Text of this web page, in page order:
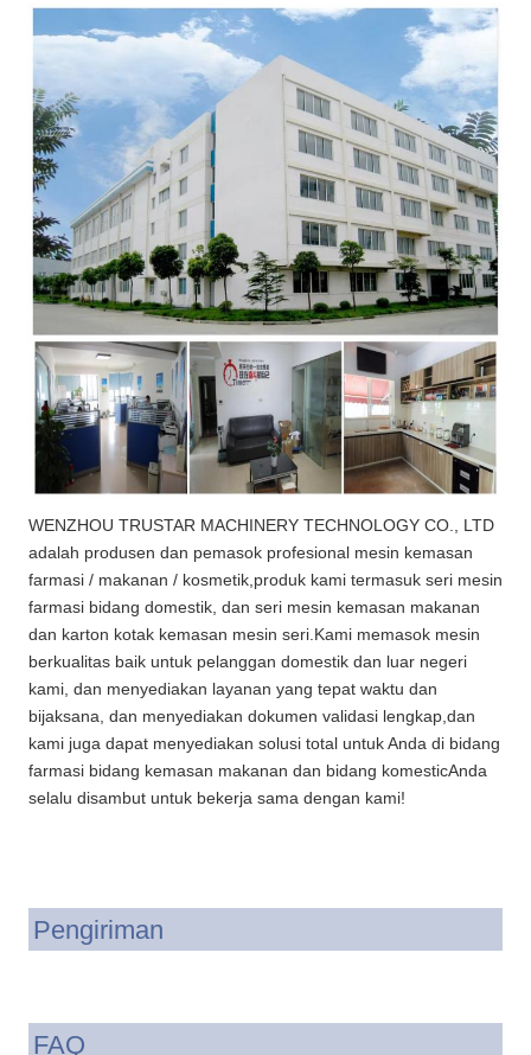
WENZHOU TRUSTAR MACHINERY TECHNOLOGY CO., LTD
adalah produsen dan pemasok profesional mesin kemasan
farmasi / makanan / kosmetik,produk kami termasuk seri mesin
farmasi bidang domestik, dan seri mesin kemasan makanan
dan karton kotak kemasan mesin seri.Kami memasok mesin
berkualitas baik untuk pelanggan domestik dan luar negeri
kami, dan menyediakan layanan yang tepat waktu dan
bijaksana, dan menyediakan dokumen validasi lengkap,dan
kami juga dapat menyediakan solusi total untuk Anda di bidang
farmasi bidang kemasan makanan dan bidang komesticAnda
selalu disambut untuk bekerja sama dengan kami!
Pengiriman
FAQ